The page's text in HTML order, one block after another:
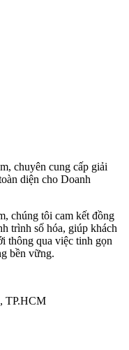
chuyên cung cấp giải
diện cho Doanh
chúng tôi cam kết đồng
trình số hóa, giúp khách
thông qua việc tinh gọn
bền vững.
TP.HCM